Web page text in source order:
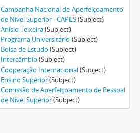
Campanha Nacional de Aperfeiçoamento
de Nível Superior - CAPES(Subject)
Anísio Teixeira(Subject)
Programa Universitário (Subject)
Bolsa de Estudo (Subject)
Intercâmbio (Subject)
Cooperação Internacional(Subject)
Ensino Superior(Subject)
Comissão de Aperfeiçoamento de Pessoal
de Nível Superior(Subject)